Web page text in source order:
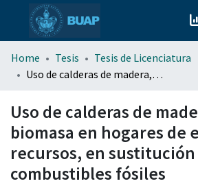
menu.section.about_menu
Home Tesis
Tesis de Licenciatura
Uso de calderas de madera, leña o biomasa en hogares de escasos recursos, en sustitución de combustibles fósiles
Uso de calderas de
biomasa en hogares de
recursos, en sustitución
combustibles fósiles